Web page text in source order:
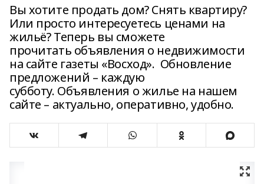
Вы хотите продать дом? Снять квартиру?
Или просто интересуетесь ценами на
жильё? Теперь вы сможете
прочитать объявления о недвижимости
на сайте газеты «Восход». Обновление
предложений – каждую
субботу. Объявления о жилье на нашем
сайте – актуально, оперативно, удобно.